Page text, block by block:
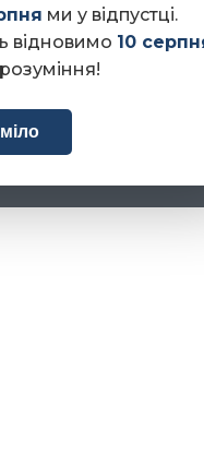
ми у відпустці.
відновимо 10